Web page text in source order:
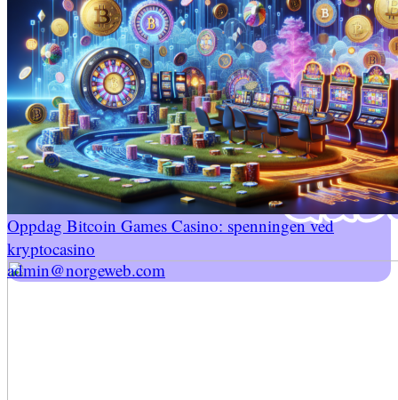
Oppdag Bitcoin Games Casino: spenningen ved
kryptocasino
Gastronomi
Opphold
Interiør
Barn
Ham
Henne
Tips Og Triks
admin@norgeweb.com